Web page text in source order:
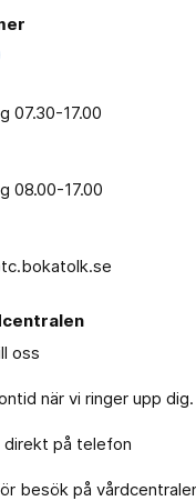
07.30-17.00
08.00-17.00
oss
när vi ringer upp dig.
direkt på telefon
besök på